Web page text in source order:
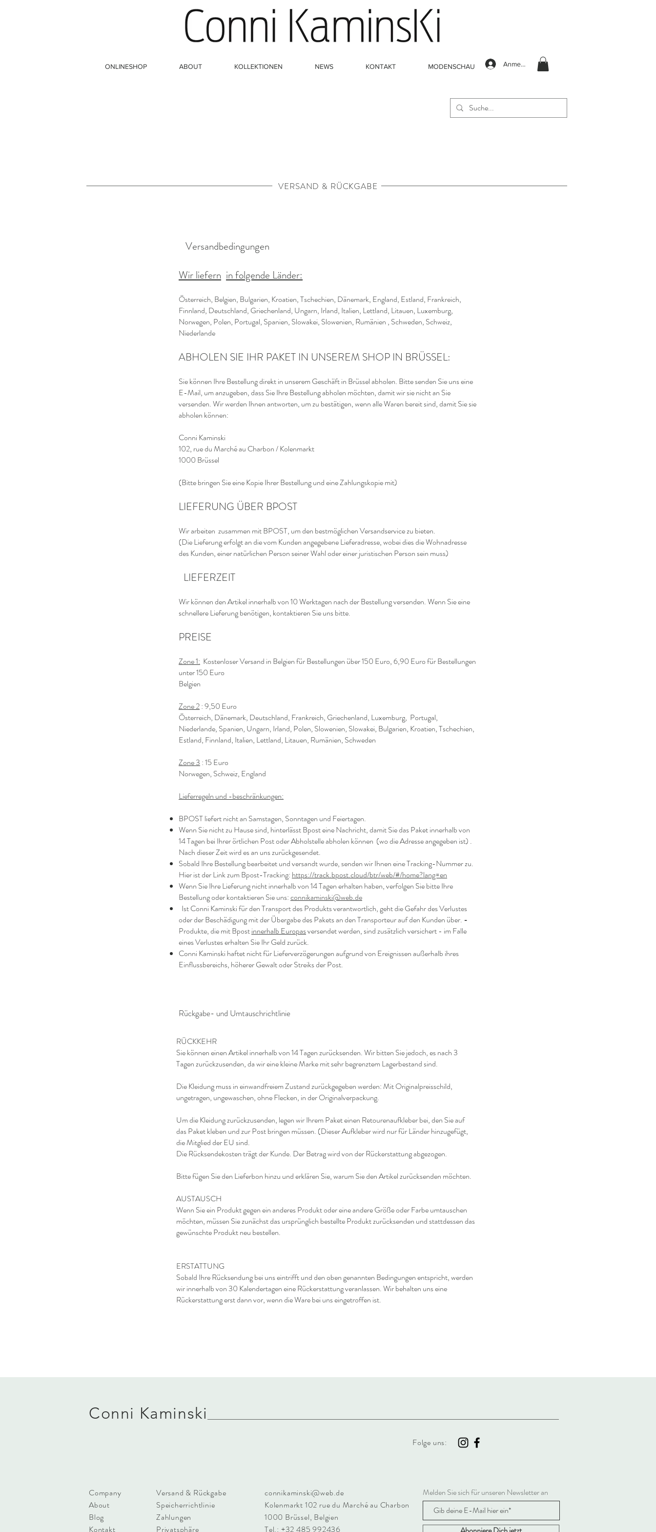
ONLINESHOP ABOUT KOLLEKTIONEN NEWS KONTAKT MODENSCHAU Anmelden
VERSAND & RÜCKGABE
Versandbedingungen
Wir liefern in folgende Länder:
Österreich, Belgien, Bulgarien, Kroatien, Tschechien, Dänemark, England, Estland, Frankreich,
Finnland, Deutschland, Griechenland, Ungarn, Irland, Italien, Lettland, Litauen, Luxemburg,
Norwegen, Polen, Portugal, Spanien, Slowakei, Slowenien, Rumänien , Schweden, Schweiz,
Niederlande
ABHOLEN SIE IHR PAKET IN UNSEREM SHOP IN BRÜSSEL:
Sie können Ihre Bestellung direkt in unserem Geschäft in Brüssel abholen. Bitte senden Sie uns eine
E-Mail, um anzugeben, dass Sie Ihre Bestellung abholen möchten, damit wir sie nicht an Sie
versenden. Wir werden Ihnen antworten, um zu bestätigen, wenn alle Waren bereit sind, damit Sie sie
abholen können:
Conni Kaminski
102, rue du Marché au Charbon / Kolenmarkt
1000 Brüssel
(Bitte bringen Sie eine Kopie Ihrer Bestellung und eine Zahlungskopie mit)
LIEFERUNG ÜBER BPOST
Wir arbeiten zusammen mit BPOST, um den bestmöglichen Versandservice zu bieten.
(Die Lieferung erfolgt an die vom Kunden angegebene Lieferadresse, wobei dies die Wohnadresse
des Kunden, einer natürlichen Person seiner Wahl oder einer juristischen Person sein muss)
LIEFERZEIT
Wir können den Artikel innerhalb von 10 Werktagen nach der Bestellung versenden. Wenn Sie eine
schnellere Lieferung benötigen, kontaktieren Sie uns bitte.
PREISE
Zone 1: Kostenloser Versand in Belgien für Bestellungen über 150 Euro, 6,90 Euro für Bestellungen
unter 150 Euro
Belgien
Zone 2: 9,50 Euro
Österreich, Dänemark, Deutschland, Frankreich, Griechenland, Luxemburg, Portugal,
Niederlande, Spanien, Ungarn, Irland, Polen, Slowenien, Slowakei, Bulgarien, Kroatien, Tschechien,
Estland, Finnland, Italien, Lettland, Litauen, Rumänien, Schweden
Zone 3 : 15 Euro
Norwegen, Schweiz, England
Lieferregeln und -beschränkungen:
BPOST liefert nicht an Samstagen, Sonntagen und Feiertagen.
Wenn Sie nicht zu Hause sind, hinterlässt Bpost eine Nachricht, damit Sie das Paket innerhalb von
14 Tagen bei Ihrer örtlichen Post oder Abholstelle abholen können (wo die Adresse angegeben ist) .
Nach dieser Zeit wird es an uns zurückgesendet.
Sobald Ihre Bestellung bearbeitet und versandt wurde, senden wir Ihnen eine Tracking-Nummer zu.
Hier ist der Link zum Bpost-Tracking: https://track.bpost.cloud/btr/web/#/home?lang=en
Wenn Sie Ihre Lieferung nicht innerhalb von 14 Tagen erhalten haben, verfolgen Sie bitte Ihre
Bestellung oder kontaktieren Sie uns:connikaminski@web.de
Ist Conni Kaminski für den Transport des Produkts verantwortlich, geht die Gefahr des Verlustes
oder der Beschädigung mit der Übergabe des Pakets an den Transporteur auf den Kunden über. -
Produkte, die mit Bpostinnerhalb Europasversendet werden, sind zusätzlich versichert - im Falle
eines Verlustes erhalten Sie Ihr Geld zurück.
Conni Kaminski haftet nicht für Lieferverzögerungen aufgrund von Ereignissen außerhalb ihres
Einflussbereichs, höherer Gewalt oder Streiks der Post.
Rückgabe- und Umtauschrichtlinie
RÜCKKEHR
Sie können einen Artikel innerhalb von 14 Tagen zurücksenden. Wir bitten Sie jedoch, es nach 3
Tagen zurückzusenden, da wir eine kleine Marke mit sehr begrenztem Lagerbestand sind.
Die Kleidung muss in einwandfreiem Zustand zurückgegeben werden: Mit Originalpreisschild,
ungetragen, ungewaschen, ohne Flecken, in der Originalverpackung.
Um die Kleidung zurückzusenden, legen wir Ihrem Paket einen Retourenaufkleber bei, den Sie auf
das Paket kleben und zur Post bringen müssen. (Dieser Aufkleber wird nur für Länder hinzugefügt,
die Mitglied der EU sind.
Die Rücksendekosten trägt der Kunde. Der Betrag wird von der Rückerstattung abgezogen.
Bitte fügen Sie den Lieferbon hinzu und erklären Sie, warum Sie den Artikel zurücksenden möchten.
AUSTAUSCH
Wenn Sie ein Produkt gegen ein anderes Produkt oder eine andere Größe oder Farbe umtauschen
möchten, müssen Sie zunächst das ursprünglich bestellte Produkt zurücksenden und stattdessen das
gewünschte Produkt neu bestellen.
ERSTATTUNG
Sobald Ihre Rücksendung bei uns eintrifft und den oben genannten Bedingungen entspricht, werden
wir innerhalb von 30 Kalendertagen eine Rückerstattung veranlassen. Wir behalten uns eine
Rückerstattung erst dann vor, wenn die Ware bei uns eingetroffen ist.
Conni Kaminski
Folge uns:
Company
About
Blog
Kontakt
Versand & Rückgabe
Speicherrichtlinie
Zahlungen
Privatsphäre
connikaminski@web.de
Kolenmarkt 102 rue du Marché au Charbon
1000 Brüssel, Belgien
Tel.: +32 485 992436
Melden Sie sich für unseren Newsletter an